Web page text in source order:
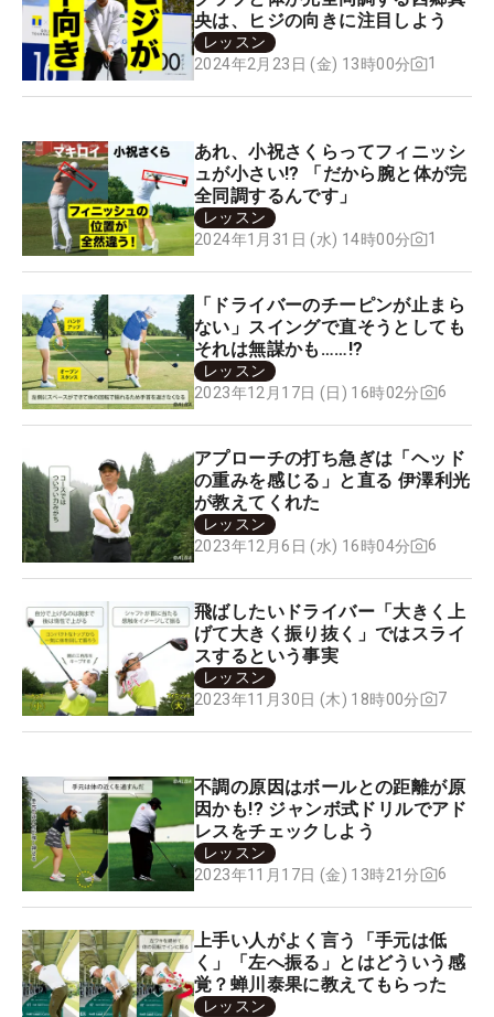
央は、ヒジの向きに注目しよう
レッスン
2024年2月23日 (金) 13時00分
1
あれ、小祝さくらってフィニッシ
ュが小さい!? 「だから腕と体が完
全同調するんです」
レッスン
2024年1月31日 (水) 14時00分
1
「ドライバーのチーピンが止まら
ない」スイングで直そうとしても
それは無謀かも……!?
レッスン
2023年12月17日 (日) 16時02分
6
アプローチの打ち急ぎは「ヘッド
の重みを感じる」と直る 伊澤利光
が教えてくれた
レッスン
2023年12月6日 (水) 16時04分
6
飛ばしたいドライバー「大きく上
げて大きく振り抜く」ではスライ
スするという事実
レッスン
2023年11月30日 (木) 18時00分
7
不調の原因はボールとの距離が原
因かも!? ジャンボ式ドリルでアド
レスをチェックしよう
レッスン
2023年11月17日 (金) 13時21分
6
上手い人がよく言う「手元は低
く」「左へ振る」とはどういう感
覚？蝉川泰果に教えてもらった
レッスン